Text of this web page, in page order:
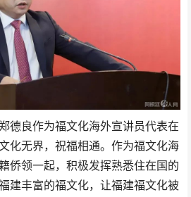
德良作为福文化海外宣讲员代表在
化无界，祝福相通。作为福文化海
侨领一起，积极发挥熟悉住在国的
建丰富的福文化，让福建福文化被